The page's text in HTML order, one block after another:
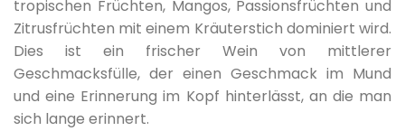
tropischen Früchten, Mangos, Passionsfrüchten und
Zitrusfrüchten mit einem Kräuterstich dominiert wird.
Dies ist ein frischer Wein von mittlerer
Geschmacksfülle, der einen Geschmack im Mund
und eine Erinnerung im Kopf hinterlässt, an die man
sich lange erinnert.